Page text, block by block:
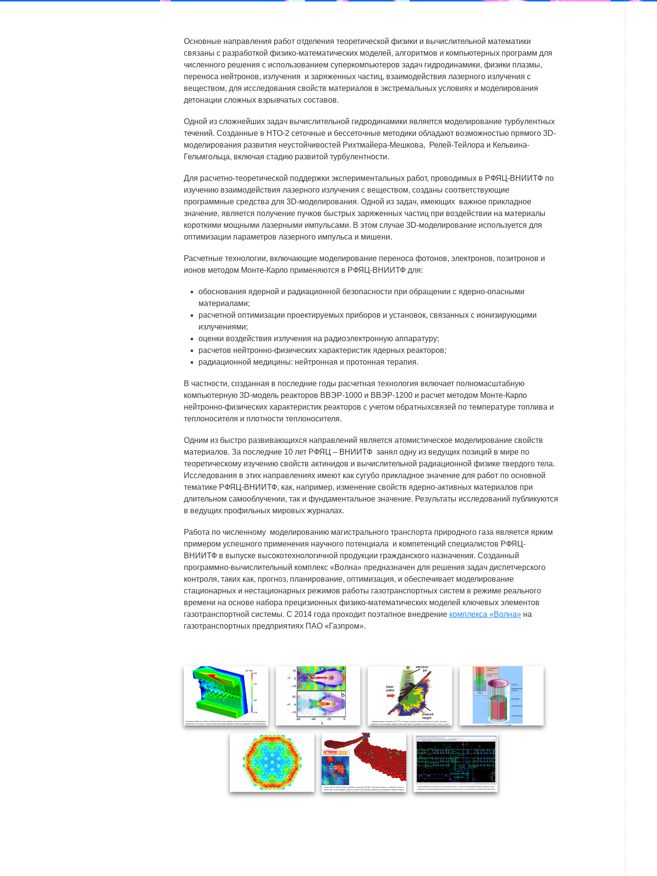
Интеллектуальная собственность
Семинар «Моделирование технологий
ЯТЦ»
Препринты
плотностей энергий
Молодежная научно-техническая
конференция «Исследования. Технологии.
Испытательный центр ВЭИ
Новости ВНИИТФ
Новости отрасли
ПОСТАВЩИКАМ
Новости
Документы
Обучение
Контакты
ПОСЕЩЕНИЕ ЗАТО
Будущим сотрудникам
СФТИ НИЯУ МИФИ
Спецкафедра УРФУ
Школа молодого специалиста
Новый Снежинск
Оформление анкетного материала РФЯЦ -
Профессиональное обучение
Практика для студентов
Основные направления работ отделения теоретической физики и вычислительной математики
связаны с разработкой физико-математических моделей, алгоритмов и компьютерных программ для
численного решения с использованием суперкомпьютеров задач гидродинамики, физики плазмы,
переноса нейтронов, излучения и заряженных частиц, взаимодействия лазерного излучения с
веществом, для исследования свойств материалов в экстремальных условиях и моделирования
детонации сложных взрывчатых составов.
Одной из сложнейших задач вычислительной гидродинамики является моделирование турбулентных
течений. Созданные в НТО-2 сеточные и бессеточные методики обладают возможностью прямого 3D-
моделирования развития неустойчивостей Рихтмайера-Мешкова, Релей-Тейлора и Кельвина-
Гельмгольца, включая стадию развитой турбулентности.
Для расчетно-теоретической поддержки экспериментальных работ, проводимых в РФЯЦ-ВНИИТФ по
изучению взаимодействия лазерного излучения с веществом, созданы соответствующие
программные средства для 3D-моделирования. Одной из задач, имеющих важное прикладное
значение, является получение пучков быстрых заряженных частиц при воздействии на материалы
короткими мощными лазерными импульсами. В этом случае 3D-моделирование используется для
оптимизации параметров лазерного импульса и мишени.
Расчетные технологии, включающие моделирование переноса фотонов, электронов, позитронов и
ионов методом Монте-Карло применяются в РФЯЦ-ВНИИТФ для:
обоснования ядерной и радиационной безопасности при обращении с ядерно-опасными
материалами;
расчетной оптимизации проектируемых приборов и установок, связанных с ионизирующими
излучениями;
оценки воздействия излучения на радиоэлектронную аппаратуру;
расчетов нейтронно-физических характеристик ядерных реакторов;
радиационной медицины: нейтронная и протонная терапия.
В частности, созданная в последние годы расчетная технология включает полномасштабную
компьютерную 3D-модель реакторов ВВЭР-1000 и ВВЭР-1200 и расчет методом Монте-Карло
нейтронно-физических характеристик реакторов с учетом обратныхсвязей по температуре топлива и
теплоносителя и плотности теплоносителя.
Одним из быстро развивающихся направлений является атомистическое моделирование свойств
материалов. За последние 10 лет РФЯЦ – ВНИИТФ занял одну из ведущих позиций в мире по
теоретическому изучению свойств актинидов и вычислительной радиационной физике твердого тела.
Исследования в этих направлениях имеют как сугубо прикладное значение для работ по основной
тематике РФЯЦ-ВНИИТФ, как, например, изменение свойств ядерно-активных материалов при
длительном самооблучении, так и фундаментальное значение. Результаты исследований публикуются
в ведущих профильных мировых журналах.
Работа по численному моделированию магистрального транспорта природного газа является ярким
примером успешного применения научного потенциала и компетенций специалистов РФЯЦ-
ВНИИТФ в выпуске высокотехнологичной продукции гражданского назначения. Созданный
программно-вычислительный комплекс «Волна» предназначен для решения задач диспетчерского
контроля, таких как, прогноз, планирование, оптимизация, и обеспечивает моделирование
стационарных и нестационарных режимов работы газотранспортных систем в режиме реального
времени на основе набора прецизионных физико-математических моделей ключевых элементов
газотранспортной системы. С 2014 года проходит поэтапное внедрение комплекса «Волна» на
газотранспортных предприятиях ПАО «Газпром».